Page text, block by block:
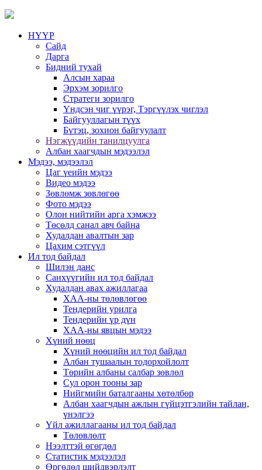
НҮҮР
Сайд
Дарга
Бидний тухай
Алсын хараа
Эрхэм зорилго
Стратеги зорилго
Үндсэн чиг үүрэг, Тэргүүлэх чиглэл
Байгууллагын түүх
Бүтэц, зохион байгуулалт
Нэгжүүдийн танилцуулга
Албан хаагчдын мэдээлэл
Мэдээ, мэдээлэл
Цаг үеийн мэдээ
Видео мэдээ
Зөвлөмж зөвлөгөө
Фото мэдээ
Олон нийтийн арга хэмжээ
Төсөлд санал авч байна
Худалдан авалтын зар
Цахим сэтгүүл
Ил тод байдал
Шилэн данс
Санхүүгийн ил тод байдал
Худалдан авах ажиллагаа
ХАА-ны төлөвлөгөө
Тендерийн урилга
Тендерийн үр дүн
ХАА-ны явцын мэдээ
Хүний нөөц
Хүний нөөцийн ил тод байдал
Албан тушаалын тодорхойлолт
Төрийн албаны салбар зөвлөл
Сул орон тооны зар
Нийгмийн баталгааны хөтөлбөр
Албан хаагчдын ажлын гүйцэтгэлийн тайлан,
үнэлгээ
Үйл ажиллагааны ил тод байдал
Төлөвлөлт
Нээлттэй өгөгдөл
Статистик мэдээлэл
Өргөдөл шийдвэрлэлт